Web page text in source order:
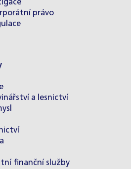
právo
a lesnictví
finanční služby